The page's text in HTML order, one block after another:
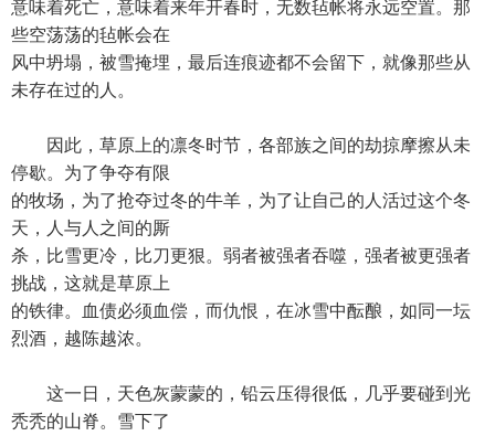
意味着死亡，意味着来年开春时，无数毡帐将永远空置。那
些空荡荡的毡帐会在
风中坍塌，被雪掩埋，最后连痕迹都不会留下，就像那些从
未存在过的人。
因此，草原上的凛冬时节，各部族之间的劫掠摩擦从未
停歇。为了争夺有限
的牧场，为了抢夺过冬的牛羊，为了让自己的人活过这个冬
天，人与人之间的厮
杀，比雪更冷，比刀更狠。弱者被强者吞噬，强者被更强者
挑战，这就是草原上
的铁律。血债必须血偿，而仇恨，在冰雪中酝酿，如同一坛
烈酒，越陈越浓。
这一日，天色灰蒙蒙的，铅云压得很低，几乎要碰到光
秃秃的山脊。雪下了